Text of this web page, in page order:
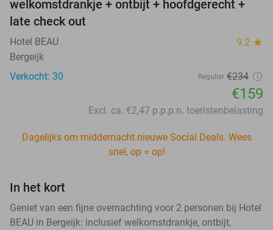
welkomstdrankje + ontbijt + hoofdgerecht +
late check out
Hotel BEAU 9.2 star
Bergeijk
Verkocht: 30
Regulier €234
€159
Excl. ca. €2,47 p.p.p.n. toeristenbelasting
Dagelijks om middernacht nieuwe Social Deals. Wees
snel, op = op!
In het kort
Geniet van een fijne overnachting voor 2 personen bij Hotel
BEAU in Bergeijk: inclusief welkomstdrankje, ontbijt,